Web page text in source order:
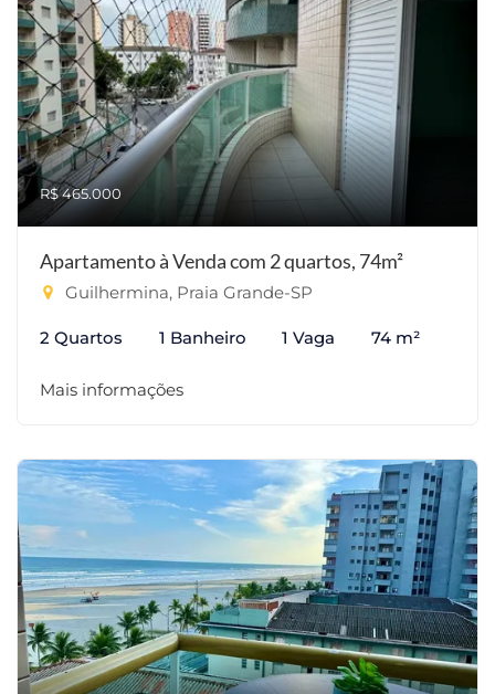
R$ 465.000
Apartamento à Venda com 2 quartos, 74m²
Guilhermina, Praia Grande-SP
2 Quartos 1 Banheiro 1 Vaga 74 m²
Mais informações